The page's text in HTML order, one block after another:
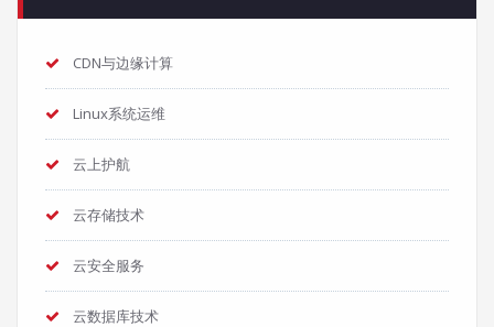
CDN与边缘计算
Linux系统运维
云上护航
云存储技术
云安全服务
云数据库技术